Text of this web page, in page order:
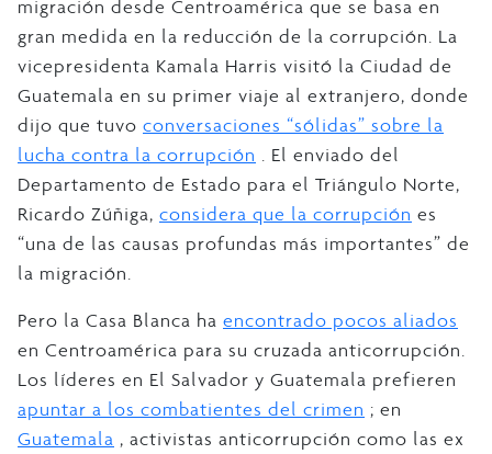
migración desde Centroamérica que se basa en
gran medida en la reducción de la corrupción. La
vicepresidenta Kamala Harris visitó la Ciudad de
Guatemala en su primer viaje al extranjero, donde
dijo que tuvo conversaciones “sólidas” sobre la
lucha contra la corrupción . El enviado del
Departamento de Estado para el Triángulo Norte,
Ricardo Zúñiga, considera que la corrupción es
“una de las causas profundas más importantes” de
la migración.
Pero la Casa Blanca ha encontrado pocos aliados
en Centroamérica para su cruzada anticorrupción.
Los líderes en El Salvador y Guatemala prefieren
apuntar a los combatientes del crimen ; en
Guatemala , activistas anticorrupción como las ex